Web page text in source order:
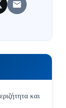
και